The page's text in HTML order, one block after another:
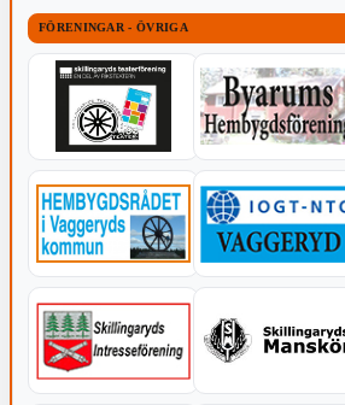
FÖRENINGAR - ÖVRIGA